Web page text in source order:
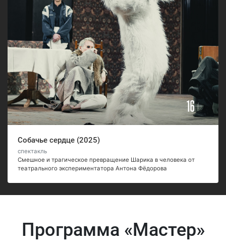
Собачье сердце (2025)
спектакль
Смешное и трагическое превращение Шарика в человека от
театрального экспериментатора Антона Фёдорова
Программа «Мастер»